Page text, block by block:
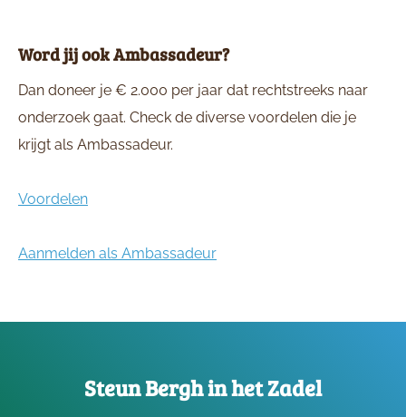
Word jij ook Ambassadeur?
Dan doneer je € 2.000 per jaar dat rechtstreeks naar
onderzoek gaat. Check de diverse voordelen die je
krijgt als Ambassadeur.
Voordelen
Aanmelden als Ambassadeur
Steun Bergh in het Zadel